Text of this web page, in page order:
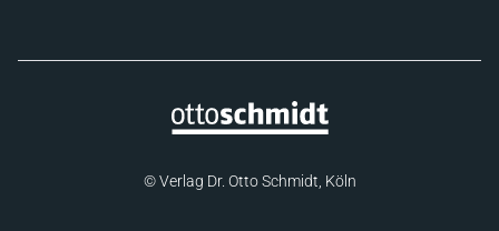
© Verlag Dr. Otto Schmidt, Köln